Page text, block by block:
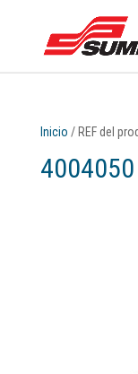
Inicio / REF del
4004050